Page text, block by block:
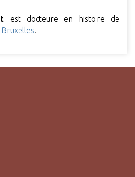
est docteure en histoire de
.